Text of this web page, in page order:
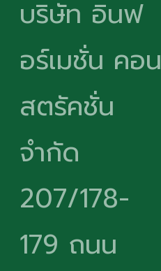
บริษัท อินฟ
อร์เมชั่น คอน
สตรัคชั่น
จำกัด
207/178-
179 ถนน